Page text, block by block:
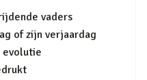
vaders
of zijn verjaardag
evolutie